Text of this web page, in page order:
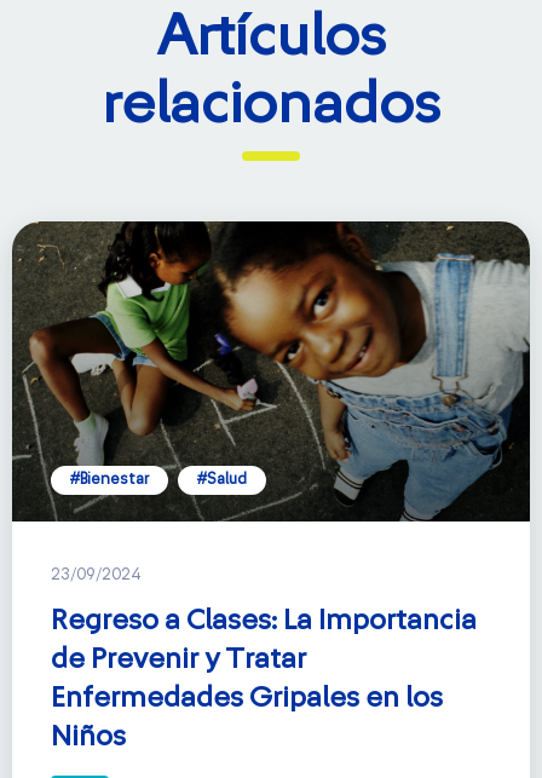
Artículos
relacionados
#Bienestar #Salud
23/09/2024
Regreso a Clases: La Importancia
de Prevenir y Tratar
Enfermedades Gripales en los
Niños